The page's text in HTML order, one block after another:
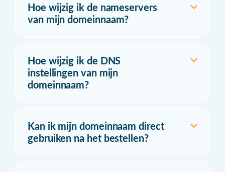
Hoe wijzig ik de nameservers
van mijn domeinnaam?
Hoe wijzig ik de DNS
instellingen van mijn
domeinnaam?
Kan ik mijn domeinnaam direct
gebruiken na het bestellen?